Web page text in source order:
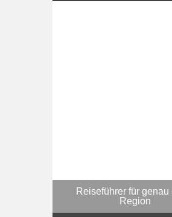
Reiseführer für genau
Region